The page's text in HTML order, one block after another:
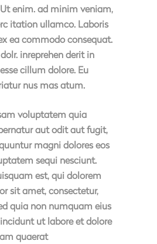
enim. ad minim veniam,
itation ullamco. Laboris
ea commodo consequat.
inreprehen derit in
cillum dolore. Eu
nus mas atum.
voluptatem quia
aut odit aut fugit,
magni dolores eos
sequi nesciunt.
est, qui dolorem
sit amet, consectetur,
quia non numquam eius
ut labore et dolore
quaerat